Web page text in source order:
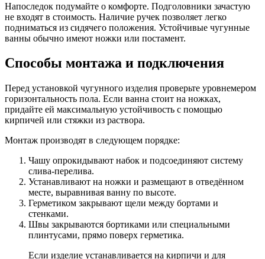
Напоследок подумайте о комфорте. Подголовники зачастую
не входят в стоимость. Наличие ручек позволяет легко
подниматься из сидячего положения. Устойчивые чугунные
ванны обычно имеют ножки или постамент.
Способы монтажа и подключения
Перед установкой чугунного изделия проверьте уровнемером
горизонтальность пола. Если ванна стоит на ножках,
придайте ей максимальную устойчивость с помощью
кирпичей или стяжки из раствора.
Монтаж производят в следующем порядке:
Чашу опрокидывают набок и подсоединяют систему
слива-перелива.
Устанавливают на ножки и размещают в отведённом
месте, выравнивая ванну по высоте.
Герметиком закрывают щели между бортами и
стенками.
Швы закрываются бортиками или специальными
плинтусами, прямо поверх герметика.
Если изделие устанавливается на кирпичи и для